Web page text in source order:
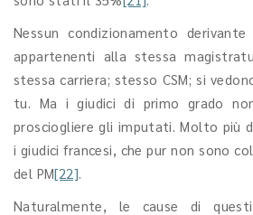
Nessun condizionamento
appartenenti alla stessa
stessa carriera; stesso CSM; si
tu. Ma i giudici di primo grado
prosciogliere gli imputati. Molto più
i giudici francesi, che pur non sono
del PM[22].
Naturalmente, le cause di